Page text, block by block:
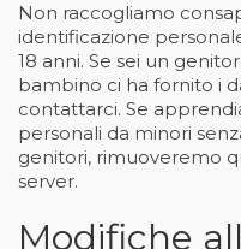
Non raccogliamo
identificazione
18 anni. Se sei un
bambino ci ha fornito i
contattarci. Se
personali da minori
genitori, rimuoveremo
server.
Modifiche